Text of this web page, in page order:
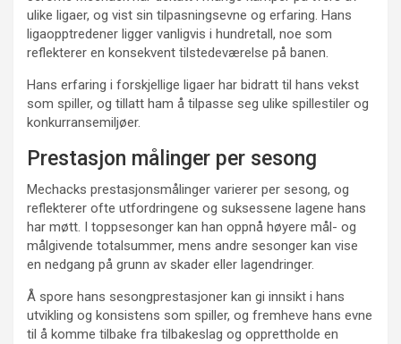
ulike ligaer, og vist sin tilpasningsevne og erfaring. Hans
ligaopptredener ligger vanligvis i hundretall, noe som
reflekterer en konsekvent tilstedeværelse på banen.
Hans erfaring i forskjellige ligaer har bidratt til hans vekst
som spiller, og tillatt ham å tilpasse seg ulike spillestiler og
konkurransemiljøer.
Prestasjon målinger per sesong
Mechacks prestasjonsmålinger varierer per sesong, og
reflekterer ofte utfordringene og suksessene lagene hans
har møtt. I toppsesonger kan han oppnå høyere mål- og
målgivende totalsummer, mens andre sesonger kan vise
en nedgang på grunn av skader eller lagendringer.
Å spore hans sesongprestasjoner kan gi innsikt i hans
utvikling og konsistens som spiller, og fremheve hans evne
til å komme tilbake fra tilbakeslag og opprettholde en